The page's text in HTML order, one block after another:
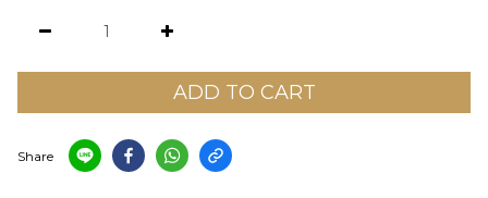
ADD TO CART
Share